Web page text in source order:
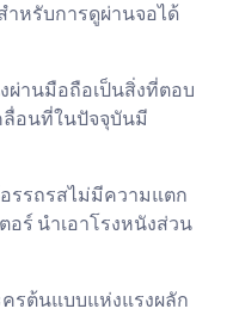
หรับการดูผ่านจอได้
ผ่านมือถือเป็นสิ่งที่ตอบ
อนที่ในปัจจุบันมี
รรถรสไม่มีความแตก
ร์ นำเอาโรงหนังส่วน
ครต้นแบบแห่งแรงผลัก